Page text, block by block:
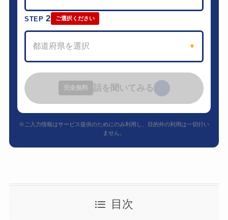
STEP2 ご選択ください
都道府県を選択 ▼
完全無料 話を聞いてみる
※ご入力情報はサービス提供のためにのみ利用し、目的外の利用は一切行い
ません。
目次